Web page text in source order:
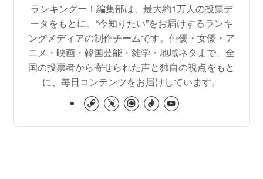
ランキングー！編集部は、最大約1万人の投票デ
ータをもとに、“今知りたい”をお届けするランキ
ングメディアの制作チームです。俳優・女優・ア
ニメ・映画・韓国芸能・雑学・地域ネタまで、全
国の投票者から寄せられた声と独自の視点をもと
に、毎日コンテンツをお届けしています。